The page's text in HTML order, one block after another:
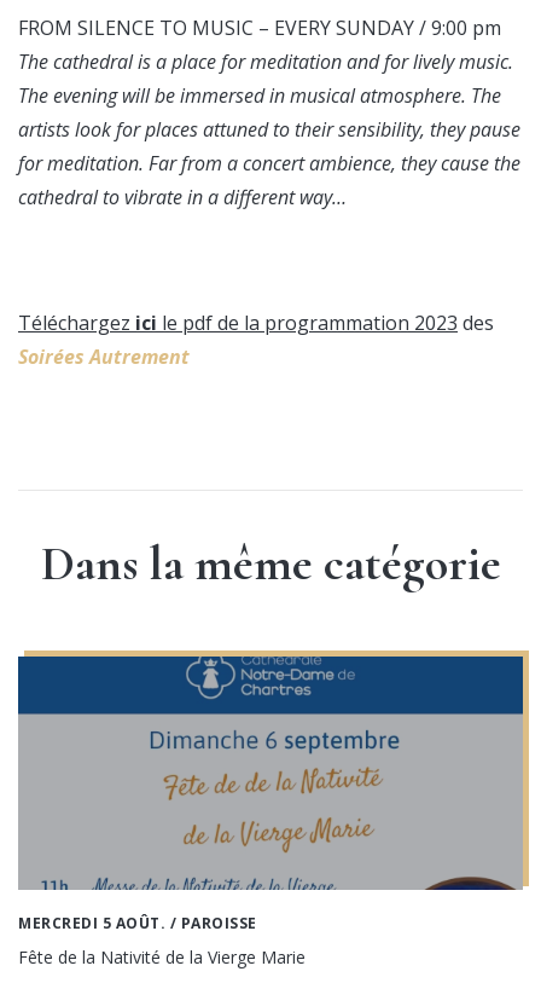
FROM SILENCE TO MUSIC – EVERY SUNDAY / 9:00 pm
The cathedral is a place for meditation and for lively music.
The evening will be immersed in musical atmosphere. The
artists look for places attuned to their sensibility, they pause
for meditation. Far from a concert ambience, they cause the
cathedral to vibrate in a different way…
Téléchargez ici le pdf de la programmation 2023 des
Soirées Autrement
Dans la même catégorie
MERCREDI 5 AOÛT. / PAROISSE
Fête de la Nativité de la Vierge Marie